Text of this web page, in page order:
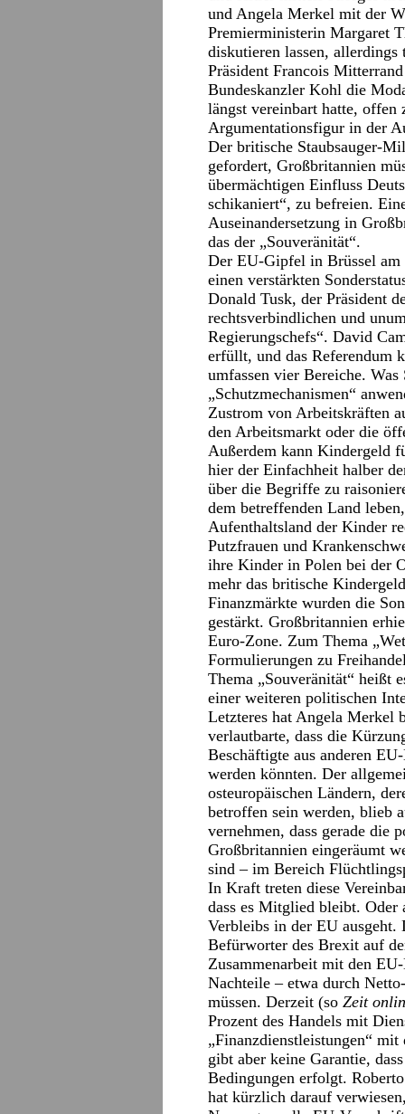
und Angela Merkel mit der
Premierministerin Margaret
diskutieren lassen, allerdings
Präsident Francois
Bundeskanzler Kohl die
längst vereinbart hatte, offen
Argumentationsfigur in der
Der britische Staubsauger-
gefordert, Großbritannien
übermächtigen Einfluss
schikaniert“, zu befreien.
Auseinandersetzung in
das der „Souveränität“.
Der EU-Gipfel in Brüssel am
einen verstärkten
Donald Tusk, der Präsident
rechtsverbindlichen und
Regierungschefs“. David
erfüllt, und das Referendum
umfassen vier Bereiche.
„Schutzmechanismen“
Zustrom von Arbeitskräften
den Arbeitsmarkt oder die
Außerdem kann Kindergeld
hier der Einfachheit halber
über die Begriffe zu
dem betreffenden Land
Aufenthaltsland der Kinder
Putzfrauen und
ihre Kinder in Polen bei der
mehr das britische
Finanzmärkte wurden die
gestärkt. Großbritannien
Euro-Zone. Zum Thema
Formulierungen zu
Thema „Souveränität“ heißt
einer weiteren politischen
Letzteres hat Angela Merkel
verlautbarte, dass die
Beschäftigte aus anderen
werden könnten. Der
osteuropäischen Ländern,
betroffen sein werden, blieb
vernehmen, dass gerade die
Großbritannien eingeräumt
sind – im Bereich
In Kraft treten diese
dass es Mitglied bleibt. Oder
Verbleibs in der EU ausgeht.
Befürworter des Brexit auf
Zusammenarbeit mit den
Nachteile – etwa durch
müssen. Derzeit (so Zeit
Prozent des Handels mit
„Finanzdienstleistungen“
gibt aber keine Garantie,
Bedingungen erfolgt.
hat kürzlich darauf